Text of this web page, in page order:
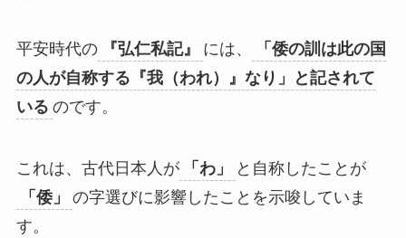
平安時代の 『弘仁私記』 には、
「倭の訓は此の国
の人が自称する『我（われ）』なり」と記されて
いる のです。
これは、古代日本人が 「わ」
と自称したことが
「倭」
の字選びに影響したことを示唆していま
す。